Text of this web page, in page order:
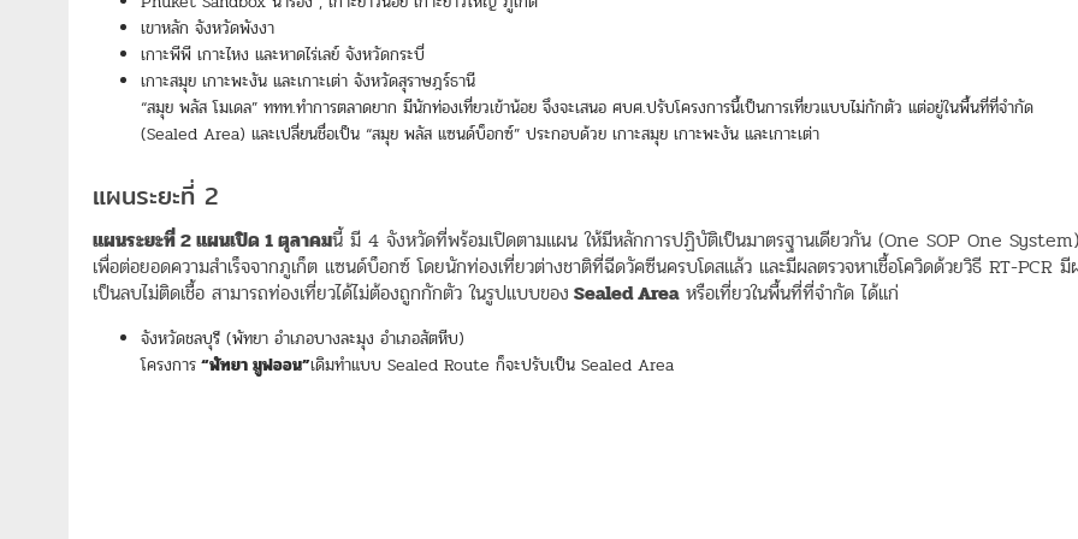
เขาหลัก จังหวัดพังงา
เกาะพีพี เกาะไหง และหาดไร่เลย์ จังหวัดกระบี่
เกาะสมุย เกาะพะงัน และเกาะเต่า จังหวัดสุราษฎร์ธานี
“สมุย พลัส โมเดล” ททท.ทำการตลาดยาก มีนักท่องเที่ยวเข้าน้อย จึงจะเสนอ ศบศ.ปรับโครงการนี้เป็นการเที่ยวแบบไม่กักตัว แต่อยู่ในพื้นที่ที่จำกัด
(Sealed Area) และเปลี่ยนชื่อเป็น “สมุย พลัส แซนด์บ็อกซ์” ประกอบด้วย เกาะสมุย เกาะพะงัน และเกาะเต่า
แผนระยะที่ 2
แผนระยะที่ 2 แผนเปิด 1 ตุลาคมนี้ มี 4 จังหวัดที่พร้อมเปิดตามแผน ให้มีหลักการปฏิบัติเป็นมาตรฐานเดียวกัน (One SOP One System)
เพื่อต่อยอดความสำเร็จจากภูเก็ต แซนด์บ็อกซ์ โดยนักท่องเที่ยวต่างชาติที่ฉีดวัคซีนครบโดสแล้ว และมีผลตรวจหาเชื้อโควิดด้วยวิธี RT-PCR มี
เป็นลบไม่ติดเชื้อ สามารถท่องเที่ยวได้ไม่ต้องถูกกักตัว ในรูปแบบของ Sealed Areaหรือเที่ยวในพื้นที่ที่จำกัด ได้แก่
จังหวัดชลบุรี (พัทยา อำเภอบางละมุง อำเภอสัตหีบ)
โครงการ“พัทยา มูฟออน”เดิมทำแบบ Sealed Route ก็จะปรับเป็น Sealed Area